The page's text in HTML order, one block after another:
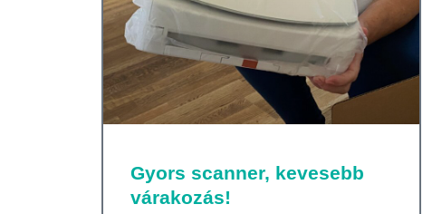
Gyors scanner, kevesebb
várakozás!